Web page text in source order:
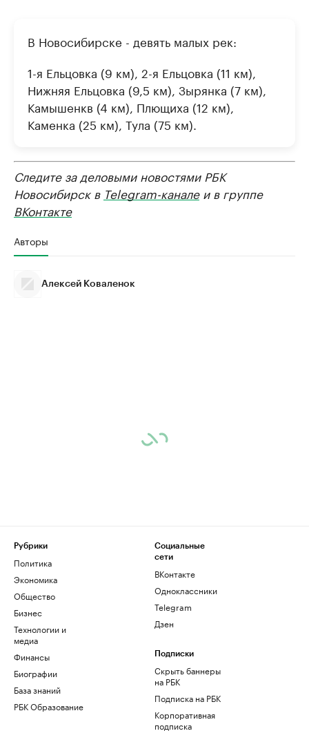
В Новосибирске - девять малых рек:
1-я Ельцовка (9 км), 2-я Ельцовка (11 км),
Нижняя Ельцовка (9,5 км), Зырянка (7 км),
Камышенкв (4 км), Плющиха (12 км),
Каменка (25 км), Тула (75 км).
Следите за деловыми новостями РБК
Новосибирск в Telegram-каналеи в группе
ВКонтакте
Авторы
Алексей Коваленок
Рубрики
Политика
Экономика
Общество
Бизнес
Технологии и
медиа
Финансы
Биографии
База знаний
РБК Образование
Социальные
сети
ВКонтакте
Одноклассники
Telegram
Дзен
Подписки
Скрыть баннеры
на РБК
Подписка на РБК
Корпоративная
подписка